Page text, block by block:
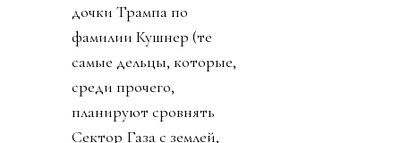
дочки Трампа по
фамилии Кушнер (те
самые дельцы, которые,
среди прочего,
планируют сровнять
Сектор Газа с землей,